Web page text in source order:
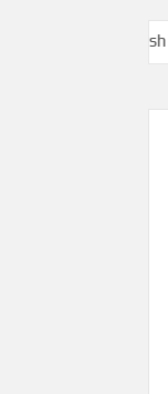
anglatishini